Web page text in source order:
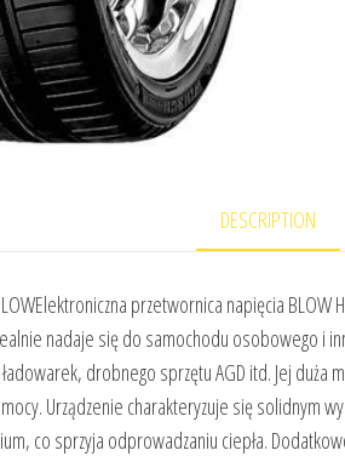
DESCRIPTION
przetwornica napięcia BLOW
nadaje się do samochodu osobowego i
drobnego sprzętu AGD itd. Jej duża
Urządzenie charakteryzuje się solidnym
co sprzyja odprowadzaniu ciepła.